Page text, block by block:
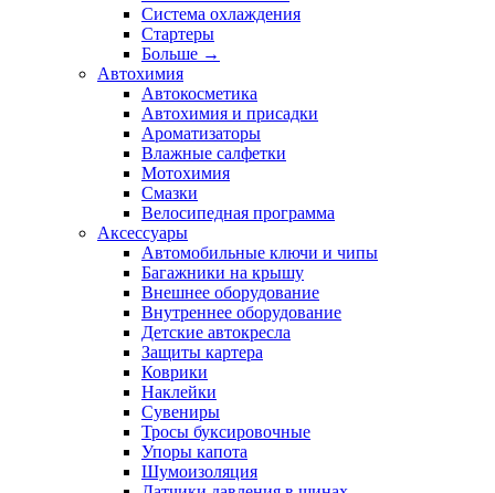
Система охлаждения
Стартеры
Больше →
Автохимия
Автокосметика
Автохимия и присадки
Ароматизаторы
Влажные салфетки
Мотохимия
Смазки
Велосипедная программа
Аксессуары
Автомобильные ключи и чипы
Багажники на крышу
Внешнее оборудование
Внутреннее оборудование
Детские автокресла
Защиты картера
Коврики
Наклейки
Сувениры
Тросы буксировочные
Упоры капота
Шумоизоляция